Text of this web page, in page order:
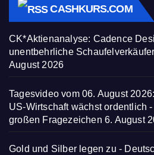
CASHKURS.COM
CK*Aktienanalyse: Cadence
unentbehrliche
August 2026
Tagesvideo vom 06. August
US-Wirtschaft wächst ordentlich
großen Fragezeichen 6. August
Gold und Silber legen zu -